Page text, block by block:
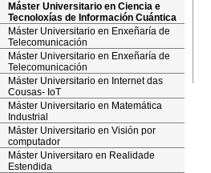
Máster Universitario en Ciencia e
Tecnoloxías de Información Cuántica
Máster Universitario en Enxeñaría de
Telecomunicación
Máster Universitario en Enxeñaría de
Telecomunicación
Máster Universitario en Internet das
Cousas- IoT
Máster Universitario en Matemática
Industrial
Máster Universitario en Visión por
computador
Máster Universitaro en Realidade
Estendida